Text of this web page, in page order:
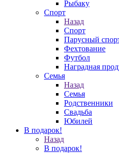
Рыбаку
Спорт
Назад
Спорт
Парусный
Фехтование
Футбол
Наградная
Семья
Назад
Семья
Родственники
Свадьба
Юбилей
В подарок!
Назад
В подарок!